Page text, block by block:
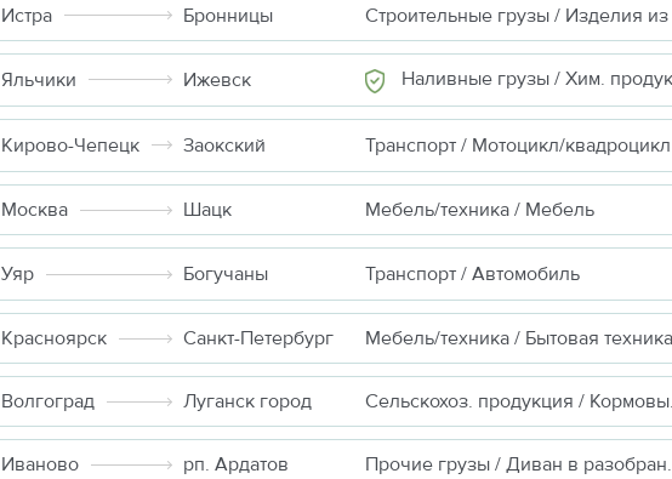
Истра Бронницы
Яльчики Ижевск Наливные грузы / Хим. продукты неопасные
Кирово-Чепецк Заокский Транспорт / Мотоцикл/квадроцикл
Москва Шацк Мебель/техника / Мебель
Уяр Богучаны Транспорт / Автомобиль
Красноярск Санкт-Петербург Мебель/техника / Бытовая техника
Волгоград Луганск город
Иваново рп. Ардатов Прочие